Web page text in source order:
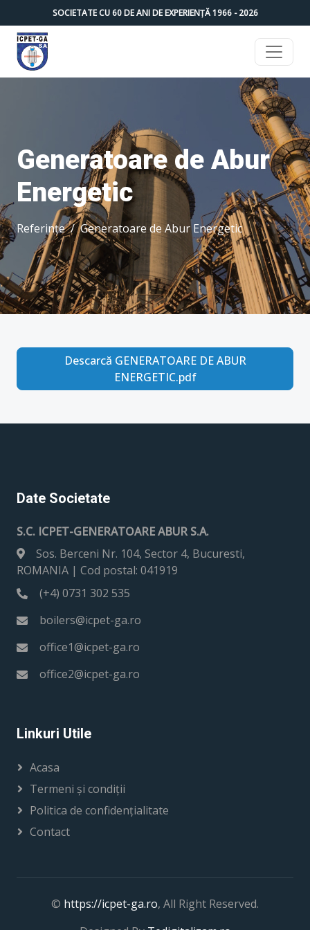
SOCIETATE CU60DE ANI DE EXPERIENȚĂ 1966 -2026
Generatoare de Abur
Energetic
Referințe Generatoare de Abur Energetic
Descarcă GENERATOARE DE ABUR
ENERGETIC.pdf
Date Societate
S.C. ICPET-GENERATOARE ABUR S.A.
Sos. Berceni Nr. 104, Sector 4, Bucuresti,
ROMANIA | Cod postal: 041919
(+4) 0731 302 535
boilers@icpet-ga.ro
office1@icpet-ga.ro
office2@icpet-ga.ro
Linkuri Utile
Acasa
Termeni și condiții
Politica de confidențialitate
Contact
© https://icpet-ga.ro, All Right Reserved.